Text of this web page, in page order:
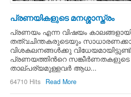
പ്രണയികളുടെ മനശ്ശാസ്ത്രം
പ്രണയം എന്ന വിഷയം
തത്വചിന്തകരുടെയും
വിശകലനങ്ങള്‍ക്കു
പ്രണയത്തിന്‍റെ സങ്കീര്‍ണതകളുടെ
താല്പര്യമുള്ളവര്‍ ആധ...
64710 Hits Read More